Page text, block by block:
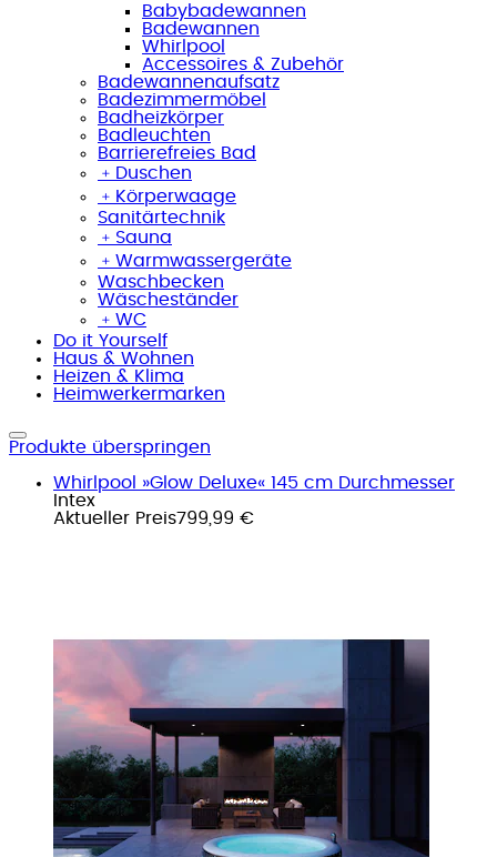
Babybadewannen
Badewannen
Whirlpool
Accessoires & Zubehör
Badewannenaufsatz
Badezimmermöbel
Badheizkörper
Badleuchten
Barrierefreies Bad
﹢ Duschen
﹢ Körperwaage
Sanitärtechnik
﹢ Sauna
﹢ Warmwassergeräte
Waschbecken
Wäscheständer
﹢ WC
Do it Yourself
Haus & Wohnen
Heizen & Klima
Heimwerkermarken
Produkte überspringen
Whirlpool »Glow Deluxe« 145 cm Durchmesser
Intex
Aktueller Preis799,99 €